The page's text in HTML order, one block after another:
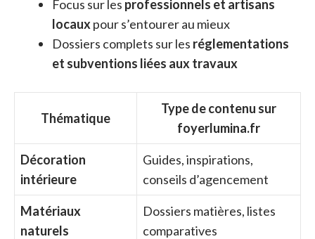
Focus sur les professionnels et artisans
locaux pour s’entourer au mieux
Dossiers complets sur les réglementations
et subventions liées aux travaux
Thématique
Type de contenu sur
foyerlumina.fr
Décoration
intérieure
Guides, inspirations,
conseils d’agencement
Matériaux
naturels
Dossiers matières, listes
comparatives